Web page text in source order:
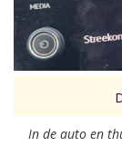
In de auto en